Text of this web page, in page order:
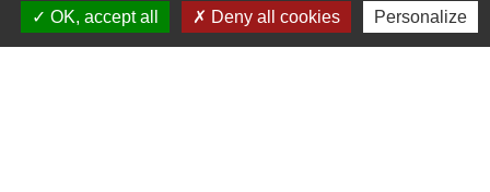
OK, accept all
Deny all cookies Personalize